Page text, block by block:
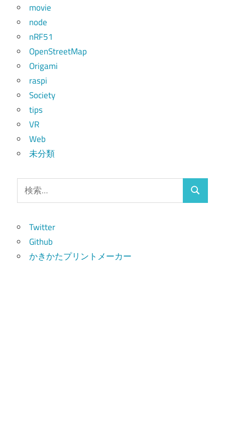
movie
node
nRF51
OpenStreetMap
Origami
raspi
Society
tips
VR
Web
未分類
索:
検
Twitter
Github
かきかたプリントメーカー